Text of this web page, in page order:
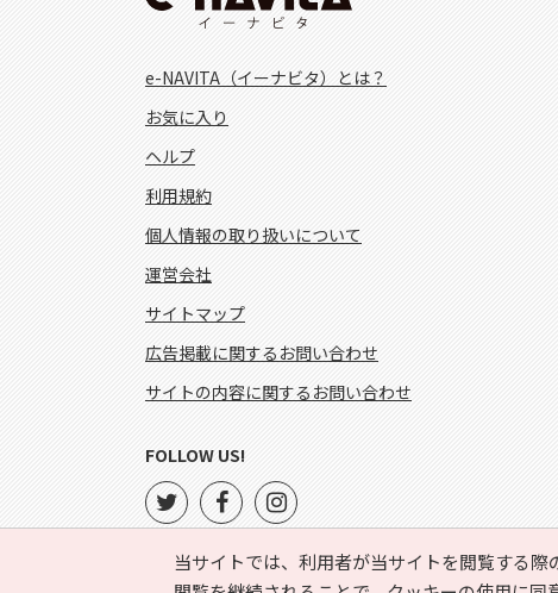
当サイトでは、利用者が当サイトを閲覧する
e-NAVITA（イーナビタ）とは？
お気に入り
ヘルプ
利用規約
個人情報の取り扱いについて
運営会社
サイトマップ
広告掲載に関するお問い合わせ
サイトの内容に関するお問い合わせ
FOLLOW US!